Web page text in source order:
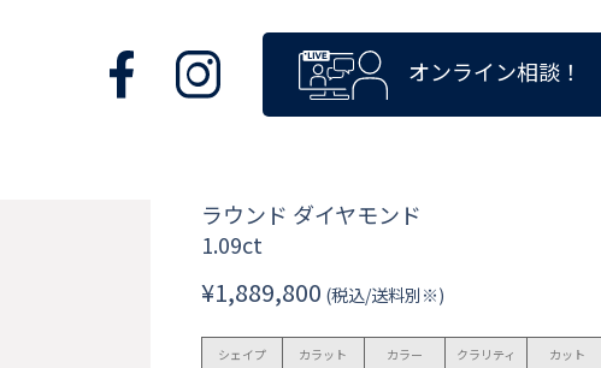
オンライン相談！
ラウンド ダイヤモンド
1.09ct
¥1,889,800 (税込/送料別※)
シェイプ カラット カラー クラリティ カット